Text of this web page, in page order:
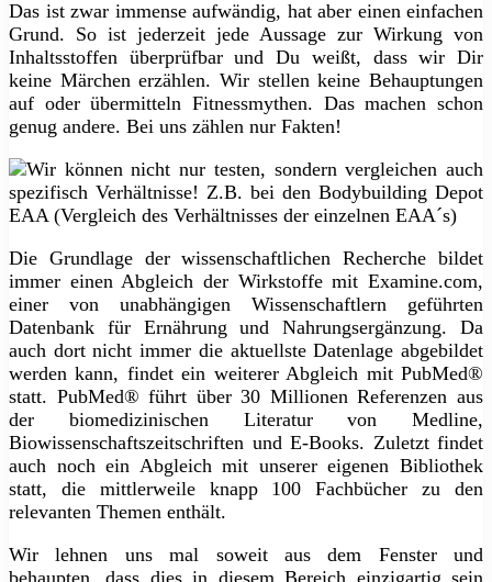
Das ist zwar immense aufwändig, hat aber einen einfachen
Grund. So ist jederzeit jede Aussage zur Wirkung von
Inhaltsstoffen überprüfbar und Du weißt, dass wir Dir
keine Märchen erzählen. Wir stellen keine Behauptungen
auf oder übermitteln Fitnessmythen. Das machen schon
genug andere. Bei uns zählen nur Fakten!
Die Grundlage der wissenschaftlichen Recherche bildet
immer einen Abgleich der Wirkstoffe mit Examine.com,
einer von unabhängigen Wissenschaftlern geführten
Datenbank für Ernährung und Nahrungsergänzung. Da
auch dort nicht immer die aktuellste Datenlage abgebildet
werden kann, findet ein weiterer Abgleich mit PubMed®
statt. PubMed® führt über 30 Millionen Referenzen aus
der biomedizinischen Literatur von Medline,
Biowissenschaftszeitschriften und E-Books. Zuletzt findet
auch noch ein Abgleich mit unserer eigenen Bibliothek
statt, die mittlerweile knapp 100 Fachbücher zu den
relevanten Themen enthält.
Wir lehnen uns mal soweit aus dem Fenster und